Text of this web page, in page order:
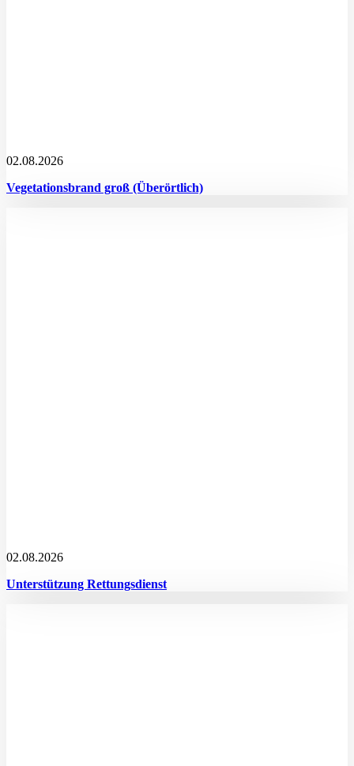
02.08.2026
Vegetationsbrand groß (Überörtlich)
02.08.2026
Unterstützung Rettungsdienst